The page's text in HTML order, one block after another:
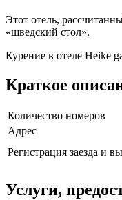
Этот отель,
«шведский стол».
Курение в отеле Heike
Краткое
Количество номеров
Адрес
Регистрация заезда и
Услуги,